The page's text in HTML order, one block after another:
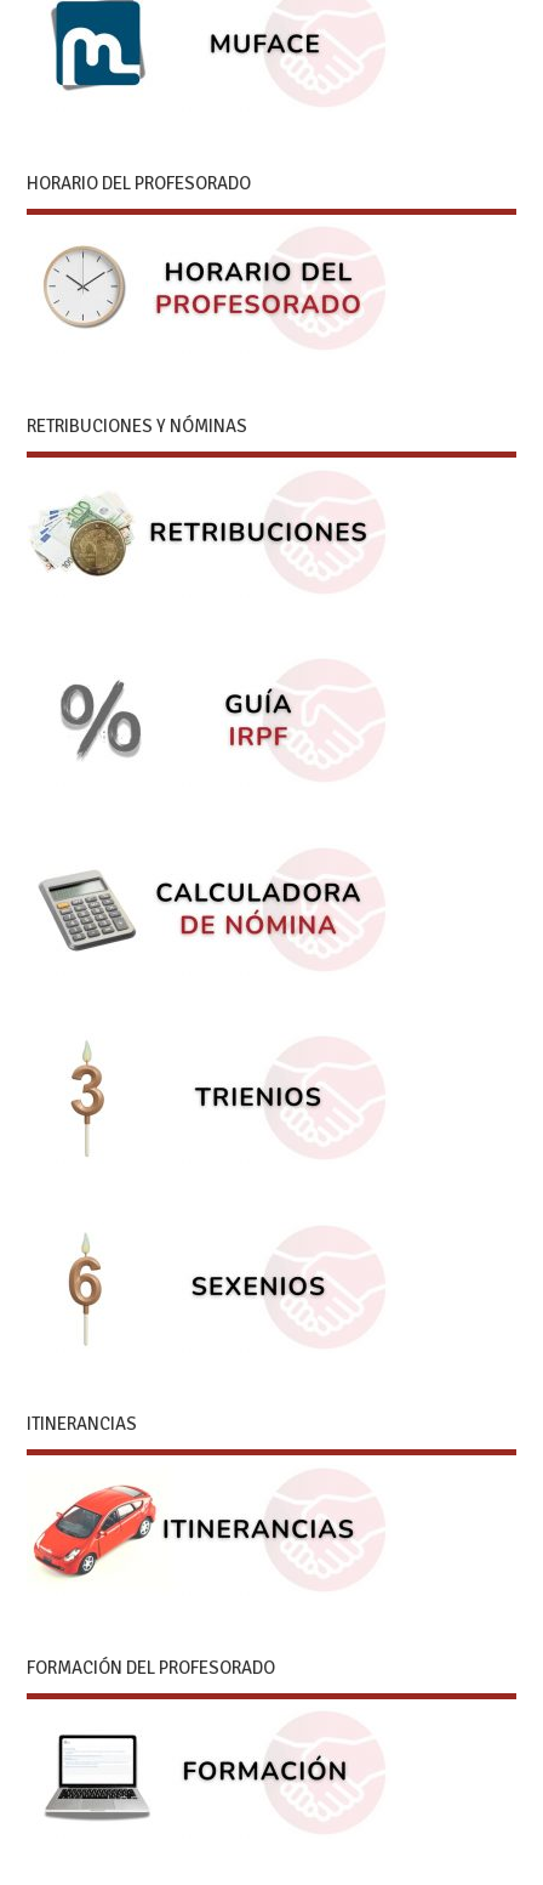
HORARIO DEL PROFESORADO
RETRIBUCIONES Y NÓMINAS
ITINERANCIAS
FORMACIÓN DEL PROFESORADO